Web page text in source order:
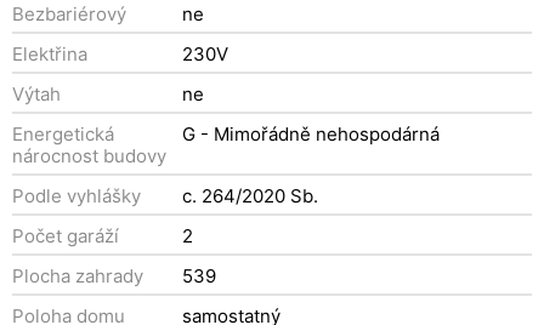
Bezbariérový
ne
Elektřina
230V
Výtah
ne
Energetická
nárocnost budovy
G - Mimořádně nehospodárná
Podle vyhlášky
c. 264/2020 Sb.
Počet garáží
2
Plocha zahrady
539
Poloha domu
samostatný